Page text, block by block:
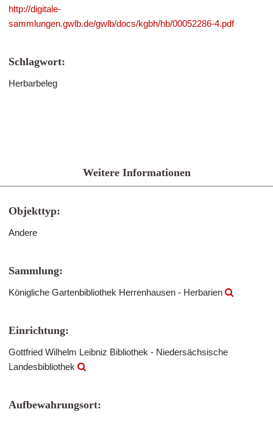
http://digitale-
sammlungen.gwlb.de/gwlb/docs/kgbh/hb/00052286-4.pdf
Schlagwort:
Herbarbeleg
Weitere Informationen
Objekttyp:
Andere
Sammlung:
Königliche Gartenbibliothek Herrenhausen - Herbarien
Einrichtung:
Gottfried Wilhelm Leibniz Bibliothek - Niedersächsische
Landesbibliothek
Aufbewahrungsort: